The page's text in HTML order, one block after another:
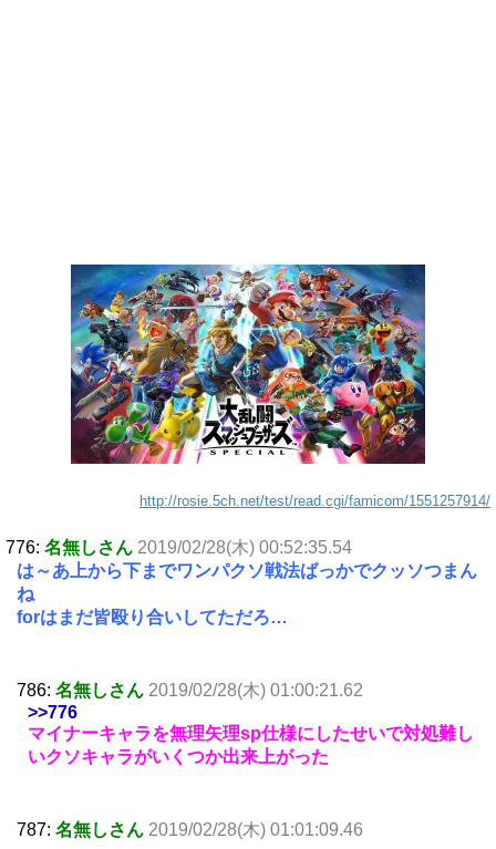
http://rosie.5ch.net/test/read.cgi/famicom/1551257914/
776: 名無しさん 2019/02/28(木) 00:52:35.54
は～あ上から下までワンパクソ戦法ばっかでクッソつまん
ね
forはまだ皆殴り合いしてただろ…
786: 名無しさん 2019/02/28(木) 01:00:21.62
>>776
マイナーキャラを無理矢理sp仕様にしたせいで対処難し
いクソキャラがいくつか出来上がった
787: 名無しさん 2019/02/28(木) 01:01:09.46